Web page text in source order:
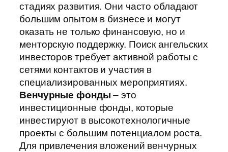
стадиях развития. Они часто обладают
большим опытом в бизнесе и могут
оказать не только финансовую, но и
менторскую поддержку. Поиск ангельских
инвесторов требует активной работы с
сетями контактов и участия в
специализированных мероприятиях.
Венчурные фонды – это
инвестиционные фонды, которые
инвестируют в высокотехнологичные
проекты с большим потенциалом роста.
Для привлечения вложений венчурных